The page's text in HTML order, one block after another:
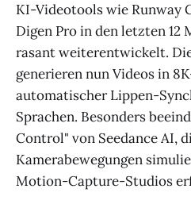
KI-Videotools wie Runway
Digen Pro in den letzten 12
rasant weiterentwickelt.
generieren nun Videos in
automatischer Lippen-
Sprachen. Besonders
Control" von Seedance AI,
Kamerabewegungen
Motion-Capture-Studios